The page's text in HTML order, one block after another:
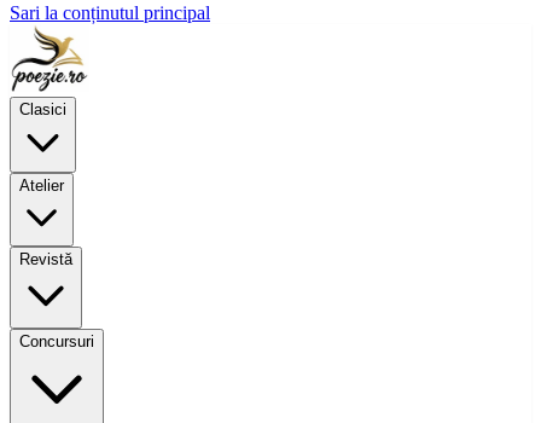
Sari la conținutul principal
Clasici
Atelier
Revistă
Concursuri